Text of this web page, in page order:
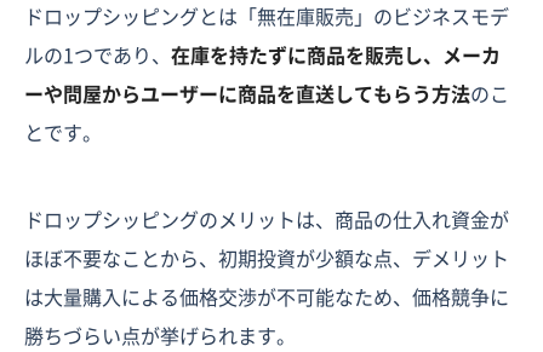
ドロップシッピングとは「無在庫販売」のビジネスモデ
ルの1つであり、 在庫を持たずに商品を販売し、メーカ
ーや問屋からユーザーに商品を直送してもらう方法のこ
とです。
ドロップシッピングのメリットは、商品の仕入れ資金が
ほぼ不要なことから、初期投資が少額な点、デメリット
は大量購入による価格交渉が不可能なため、価格競争に
勝ちづらい点が挙げられます。